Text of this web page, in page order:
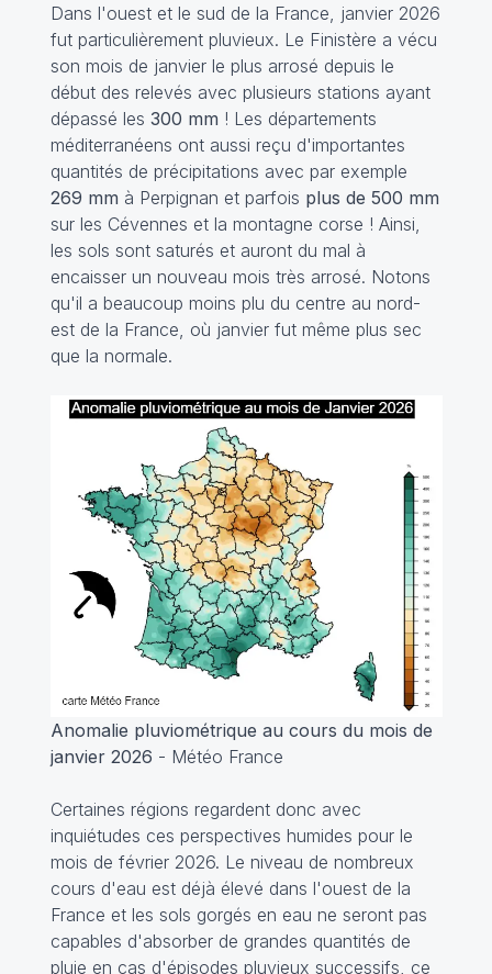
Dans l'ouest et le sud de la France, janvier 2026
fut particulièrement pluvieux. Le Finistère a vécu
son mois de janvier le plus arrosé depuis le
début des relevés avec plusieurs stations ayant
dépassé les 300 mm ! Les départements
méditerranéens ont aussi reçu d'importantes
quantités de précipitations avec par exemple
269 mm à Perpignan et parfois plus de 500 mm
sur les Cévennes et la montagne corse ! Ainsi,
les sols sont saturés et auront du mal à
encaisser un nouveau mois très arrosé. Notons
qu'il a beaucoup moins plu du centre au nord-
est de la France, où janvier fut même plus sec
que la normale.
Anomalie pluviométrique au cours du mois de
janvier 2026 - Météo France
Certaines régions regardent donc avec
inquiétudes ces perspectives humides pour le
mois de février 2026. Le niveau de nombreux
cours d'eau est déjà élevé dans l'ouest de la
France et les sols gorgés en eau ne seront pas
capables d'absorber de grandes quantités de
pluie en cas d'épisodes pluvieux successifs, ce